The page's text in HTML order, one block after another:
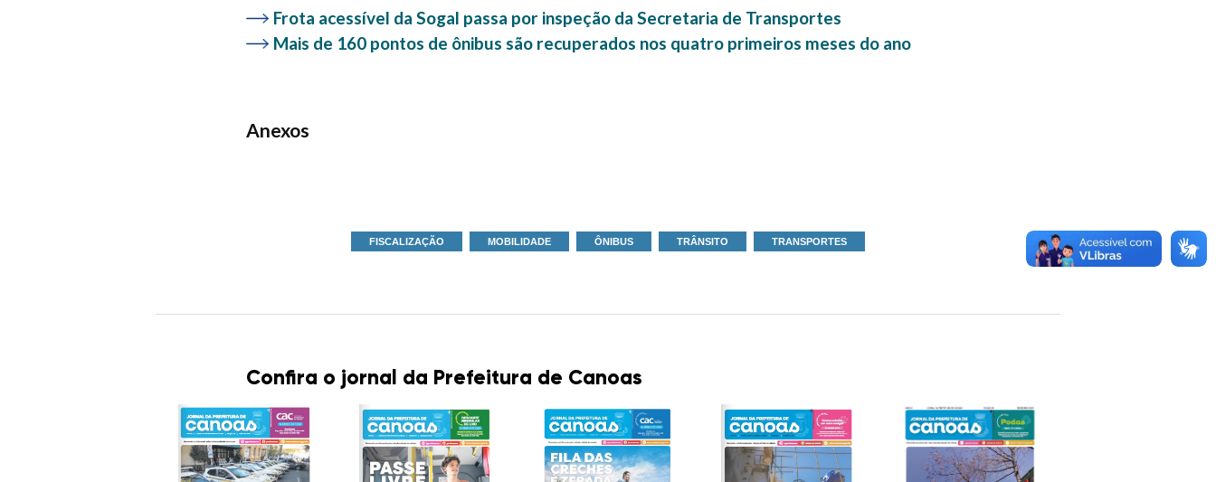
Frota acessível da Sogal passa por inspeção da Secretaria de Transportes
Mais de 160 pontos de ônibus são recuperados nos quatro primeiros meses do ano
Anexos
FISCALIZAÇÃO MOBILIDADE ÔNIBUS TRÂNSITO TRANSPORTES
Confira o jornal da Prefeitura de Canoas